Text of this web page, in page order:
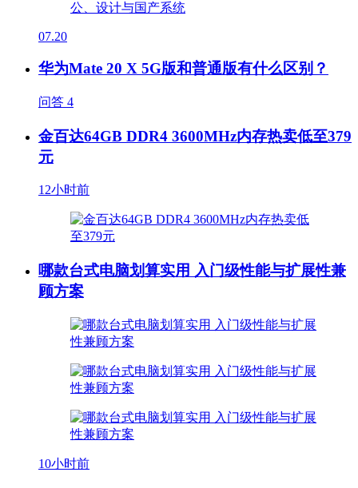
07.20
华为Mate 20 X 5G版和普通版有什么区别？
问答 4
金百达64GB DDR4 3600MHz内存热卖低至379
元
12小时前
哪款台式电脑划算实用 入门级性能与扩展性兼
顾方案
10小时前